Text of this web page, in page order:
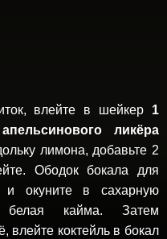
влейте в шейкер 1
ликёра
лимона, добавьте 2
Ободок бокала для
и окуните в сахарную
белая кайма. Затем
влейте коктейль в бокал